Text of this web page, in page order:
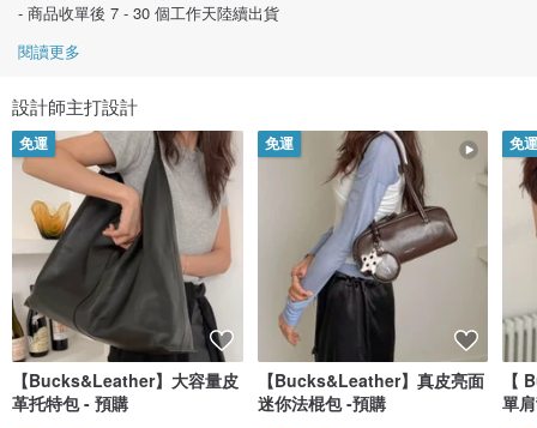
- 商品收單後 7 - 30 個工作天陸續出貨
閱讀更多
設計師主打設計
免運
【Bucks&Leather】大容量皮
革托特包 - 預購
免運
【Bucks&Leather】真皮亮面
迷你法棍包 -預購
免
【
單